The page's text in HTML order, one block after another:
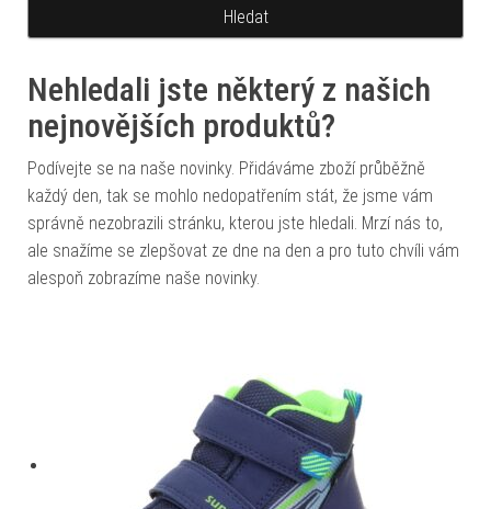
Nehledali jste některý z našich
nejnovějších produktů?
Podívejte se na naše novinky. Přidáváme zboží průběžně
každý den, tak se mohlo nedopatřením stát, že jsme vám
správně nezobrazili stránku, kterou jste hledali. Mrzí nás to,
ale snažíme se zlepšovat ze dne na den a pro tuto chvíli vám
alespoň zobrazíme naše novinky.